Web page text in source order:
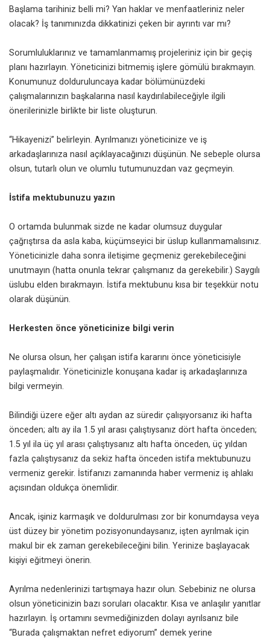
Başlama tarihiniz belli mi? Yan haklar ve menfaatleriniz neler
olacak? İş tanımınızda dikkatinizi çeken bir ayrıntı var mı?
Sorumluluklarınız ve tamamlanmamış projeleriniz için bir geçiş
planı hazırlayın. Yöneticinizi bitmemiş işlere gömülü bırakmayın.
Konumunuz dolduruluncaya kadar bölümünüzdeki
çalışmalarınızın başkalarına nasıl kaydırılabileceğiyle ilgili
önerilerinizle birlikte bir liste oluşturun.
“Hikayenizi” belirleyin. Ayrılmanızı yöneticinize ve iş
arkadaşlarınıza nasıl açıklayacağınızı düşünün. Ne sebeple olursa
olsun, tutarlı olun ve olumlu tutumunuzdan vaz geçmeyin.
İstifa mektubunuzu yazın
O ortamda bulunmak sizde ne kadar olumsuz duygular
çağrıştırsa da asla kaba, küçümseyici bir üslup kullanmamalısınız.
Yöneticinizle daha sonra iletişime geçmeniz gerekebileceğini
unutmayın (hatta onunla tekrar çalışmanız da gerekebilir.) Saygılı
üslubu elden bırakmayın. İstifa mektubunu kısa bir teşekkür notu
olarak düşünün.
Herkesten önce yöneticinize bilgi verin
Ne olursa olsun, her çalışan istifa kararını önce yöneticisiyle
paylaşmalıdır. Yöneticinizle konuşana kadar iş arkadaşlarınıza
bilgi vermeyin.
Bilindiği üzere eğer altı aydan az süredir çalışıyorsanız iki hafta
önceden; altı ay ila 1.5 yıl arası çalıştıysanız dört hafta önceden;
1.5 yıl ila üç yıl arası çalıştıysanız altı hafta önceden, üç yıldan
fazla çalıştıysanız da sekiz hafta önceden istifa mektubunuzu
vermeniz gerekir. İstifanızı zamanında haber vermeniz iş ahlakı
açısından oldukça önemlidir.
Ancak, işiniz karmaşık ve doldurulması zor bir konumdaysa veya
üst düzey bir yönetim pozisyonundaysanız, işten ayrılmak için
makul bir ek zaman gerekebileceğini bilin. Yerinize başlayacak
kişiyi eğitmeyi önerin.
Ayrılma nedenlerinizi tartışmaya hazır olun. Sebebiniz ne olursa
olsun yöneticinizin bazı soruları olacaktır. Kısa ve anlaşılır yanıtlar
hazırlayın. İş ortamını sevmediğinizden dolayı ayrılsanız bile
“Burada çalışmaktan nefret ediyorum” demek yerine